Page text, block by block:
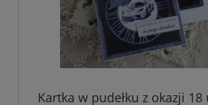
Kartka w pudełku z okazji